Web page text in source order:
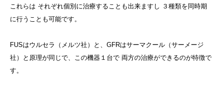
これらは それぞれ個別に治療することも出来ますし ３種類を同時期
に行うことも可能です。
FUSはウルセラ（メルツ社）と、GFRはサーマクール（サーメージ
社）と原理が同じで、この機器１台で 両方の治療ができるのが特徴で
す。